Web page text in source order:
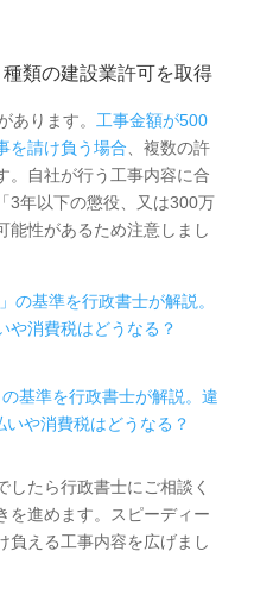
類の建設業許可を取得
あります。 工事金額が500
を請け負う場合 、複数の許
。自社が行う工事内容に合
3年以下の懲役、又は300万
能性があるため注意しまし
の基準を行政書士が解説。
や消費税はどうなる？
基準を行政書士が解説。違
や消費税はどうなる？
したら行政書士にご相談く
を進めます。スピーディー
負える工事内容を広げまし